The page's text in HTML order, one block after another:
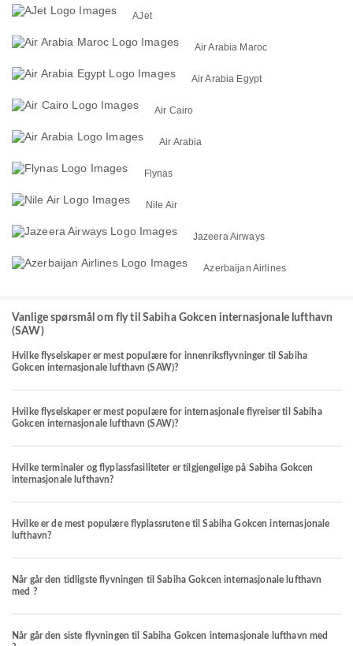
AJet
Air Arabia Maroc
Air Arabia Egypt
Air Cairo
Air Arabia
Flynas
Nile Air
Jazeera Airways
Azerbaijan Airlines
Vanlige spørsmål om fly til Sabiha Gokcen internasjonale lufthavn
(SAW)
Hvilke flyselskaper er mest populære for innenriksflyvninger til Sabiha
Gokcen internasjonale lufthavn (SAW)?
Hvilke flyselskaper er mest populære for internasjonale flyreiser til Sabiha
Gokcen internasjonale lufthavn (SAW)?
Hvilke terminaler og flyplassfasiliteter er tilgjengelige på Sabiha Gokcen
internasjonale lufthavn?
Hvilke er de mest populære flyplassrutene til Sabiha Gokcen internasjonale
lufthavn?
Når går den tidligste flyvningen til Sabiha Gokcen internasjonale lufthavn
med ?
Når går den siste flyvningen til Sabiha Gokcen internasjonale lufthavn med